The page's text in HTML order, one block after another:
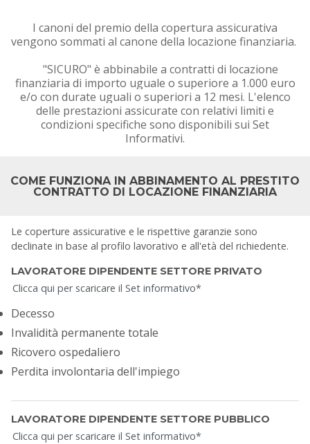
I canoni del premio della copertura assicurativa
vengono sommati al canone della locazione finanziaria.
"SICURO" è abbinabile a contratti di locazione
finanziaria di importo uguale o superiore a 1.000 euro
e/o con durate uguali o superiori a 12 mesi. L'elenco
delle prestazioni assicurate con relativi limiti e
condizioni specifiche sono disponibili sui Set
Informativi.
COME FUNZIONA IN ABBINAMENTO AL PRESTITO
CONTRATTO DI LOCAZIONE FINANZIARIA
Le coperture assicurative e le rispettive garanzie sono
declinate in base al profilo lavorativo e all'età del richiedente.
LAVORATORE DIPENDENTE SETTORE PRIVATO
Clicca qui per scaricare il Set informativo*
Decesso
Invalidità permanente totale
Ricovero ospedaliero
Perdita involontaria dell'impiego
LAVORATORE DIPENDENTE SETTORE PUBBLICO
Clicca qui per scaricare il Set informativo*